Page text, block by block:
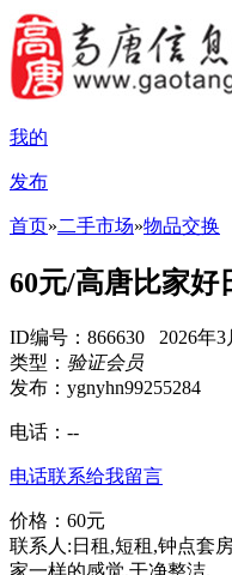
我的
发布
首页»二手市场»物品交换
60元/高唐比家好
ID编号：866630 2026年
类型： 验证会员
发布：ygnyhn99255284
电话： --
电话联系给我留言
价格：60元
联系人:日租,短租,钟点套
家一样的感觉,干净整洁,